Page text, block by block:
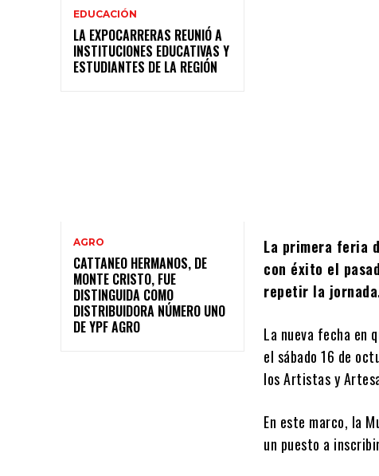
EDUCACIÓN
LA EXPOCARRERAS REUNIÓ A
INSTITUCIONES EDUCATIVAS Y
ESTUDIANTES DE LA REGIÓN
AGRO
CATTANEO HERMANOS, DE
MONTE CRISTO, FUE
DISTINGUIDA COMO
DISTRIBUIDORA NÚMERO UNO
DE YPF AGRO
La primera feria
con éxito el
repetir la
La nueva fecha en
el sábado 16 de
los Artistas y
En este marco, la
un puesto a